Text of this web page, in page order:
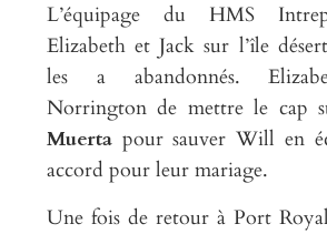
L’équipage du HMS
Elizabeth et Jack sur l’île
les a abandonnés.
Norrington de mettre le cap
Muerta pour sauver Will en
accord pour leur mariage.
Une fois de retour à Port